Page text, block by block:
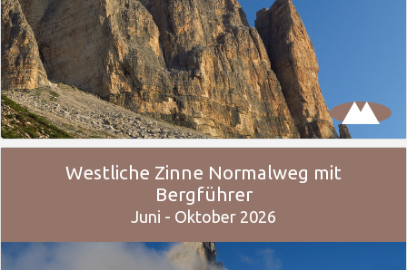
Westliche Zinne Normalweg mit
Bergführer
Juni - Oktober 2026